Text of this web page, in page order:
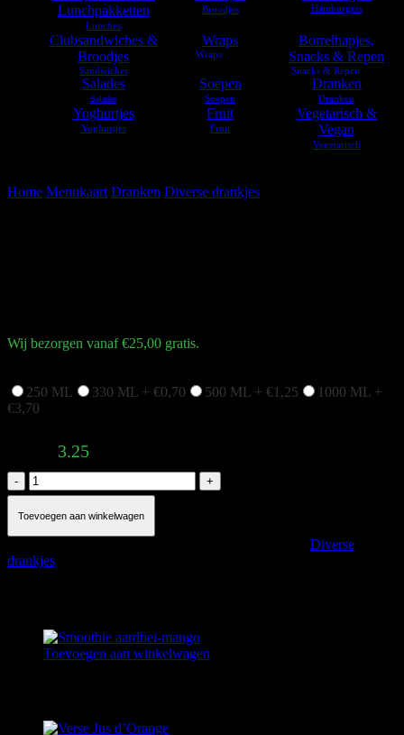
Lunchpakketten
Clubsandwiches &
Broodjes
Wraps
Borrelhapjes,
Snacks & Repen
Salades
Soepen
Dranken
Yoghurtjes
Fruit
Vegetarisch &
Vegan
Home Menukaart Dranken Diverse drankjes
Wij bezorgen vanaf €25,00 gratis.
250 ML
330 ML + €0,70 500 ML + €1,25
1000 ML +
€3,70
3.25
Smoothie
aardbei-
banaan
Toevoegen aan winkelwagen
Diverse
drankjes
Toevoegen aan winkelwagen